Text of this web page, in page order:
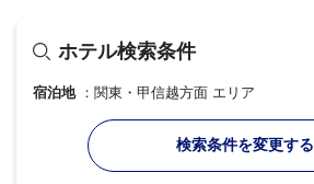
ホテル検索条件
宿泊地 関東・甲信越方面 エリア
検索条件を変更する